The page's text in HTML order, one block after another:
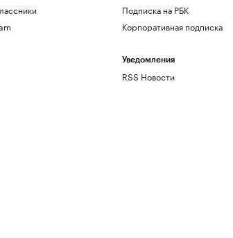
Подписка на РБК
Корпоративная подписка
Уведомления
RSS Новости